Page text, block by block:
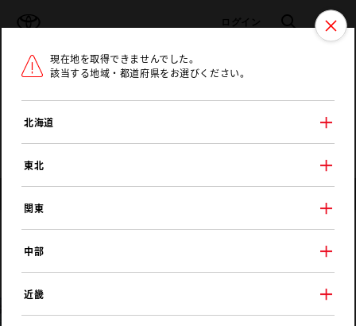
ログイン 検索 メニュ
ラインアップ オーナーサポート
現在地を取得できませんでした。
該当する地域・都道府県をお選びください。
北海道
東北
関東
中部
近畿
トヨタ認定中古車 メニュー
トヨタカローラ北越
十日町店